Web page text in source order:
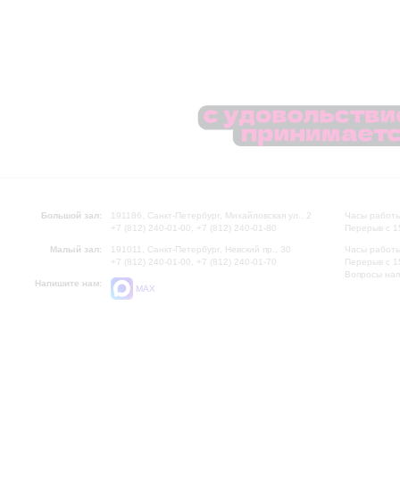
Большой зал:
191186, Санкт-Петербург, Михайловская ул., 2
+7 (812) 240-01-00, +7 (812) 240-01-80
Малый зал:
191011, Санкт-Петербург, Невский пр., 30
+7 (812) 240-01-00, +7 (812) 240-01-70
Напишите нам:
MAX
Часы
Перерыв с
Часы
Перерыв с
Вопросы